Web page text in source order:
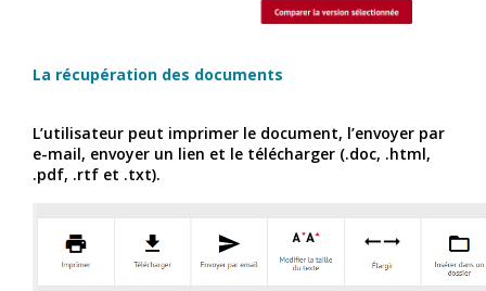
La récupération des documents
L’utilisateur peut imprimer le document, l’envoyer par
e-mail, envoyer un lien et le télécharger (.doc, .html,
.pdf, .rtf et .txt).